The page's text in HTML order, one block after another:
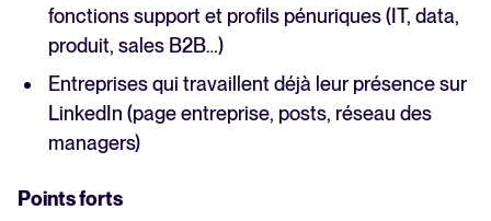
fonctions support et profils pénuriques (IT, data,
produit, sales B2B…)
Entreprises qui travaillent déjà leur présence sur
LinkedIn (page entreprise, posts, réseau des
managers)
Points forts